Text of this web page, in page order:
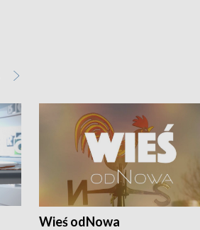
Wieś odNowa